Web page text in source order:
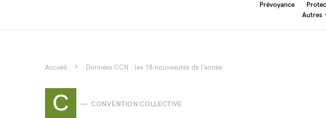
Prévoyance
Autres
Accueil Données CCN : les 18 nouveautés de l’année
C CONVENTION COLLECTIVE